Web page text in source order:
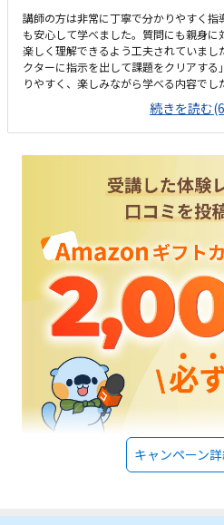
講師の方は非常に丁寧で分かりやすく
も安心して学べました。質問にも親身に
楽しく理解できるよう工夫されていま
クターに指示を出して課題をクリアす
りやすく、楽しみながら学べる内容で
的な思考やスキルをしっかりと身につけ
塚駅から徒歩1分、バス停からも近く、
いやすいと思います。少し狭くて暗い
と思います。しっかりとした指導と充実
値のある投資だと感じました。この教室
のスキルだけでなく、パソコンを扱う力
子はまだパソコン操作に不安がありまし
を学び、次第に自信を持って使えるよう
指示がわかりやすく、息子はその指示を
でいる姿が印象的でした。さらに、息子
のゲームをパソコンで使いながら学べる
らプログラミング的な思考を学ぶことが
たのがとても嬉しく感じました。この教
立しているため、親として安心して子ど
続きを読む
キャンペーン